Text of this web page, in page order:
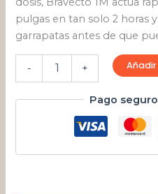
pulgas en tan solo 2 horas
garrapatas antes de que
- +
Pago